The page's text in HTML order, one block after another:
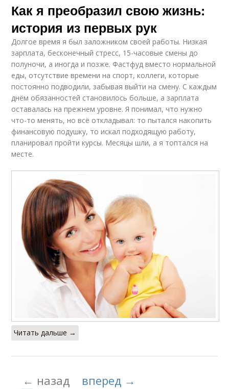
Как я преобразил свою жизнь:
история из первых рук
Долгое время я был заложником своей работы. Низкая
зарплата, бесконечный стресс, 15-часовые смены до
полуночи, а иногда и позже. Фастфуд вместо нормальной
еды, отсутствие времени на спорт, коллеги, которые
постоянно подводили, забывая выйти на смену. С каждым
днём обязанностей становилось больше, а зарплата
оставалась на прежнем уровне. Я понимал, что нужно
что-то менять, но всё откладывал: то пытался накопить
финансовую подушку, то искал подходящую работу,
планировал пройти курсы. Месяцы шли, а я топтался на
месте.
Читать дальше →
← назад вперед →